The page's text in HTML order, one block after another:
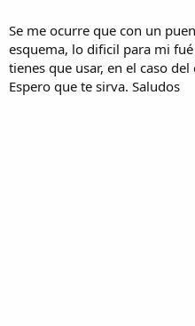
Se me ocurre que con un
esquema, lo dificil para mi
tienes que usar, en el caso
Espero que te sirva. Saludos